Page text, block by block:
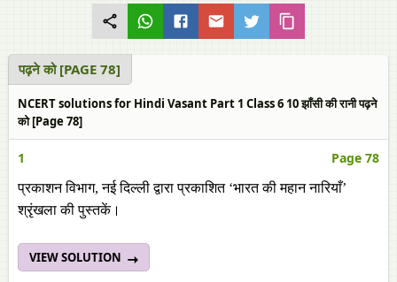
पढ़ने को [PAGE 78]
NCERT solutions for Hindi Vasant Part 1 Class 6 10 झाँसी की रानी पढ़ने
को [Page 78]
1 Page 78
प्रकाशन विभाग, नई दिल्ली द्वारा प्रकाशित ‘भारत की महान नारियाँ’
श्रृंखला की पुस्तकें।
VIEW SOLUTION